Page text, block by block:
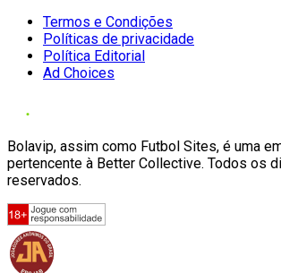
Termos e Condições
Políticas de privacidade
Política Editorial
Ad Choices
Bolavip, assim como Futbol Sites, é uma
pertencente à Better Collective. Todos os
reservados.